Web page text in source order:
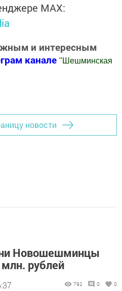
MАХ:
и интересным
канале " Шешминская
новости
Новошешминцы
рублей
792 0 0